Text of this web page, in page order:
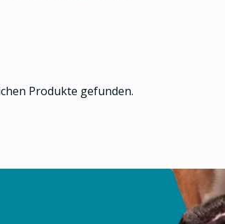
Produkte gefunden.